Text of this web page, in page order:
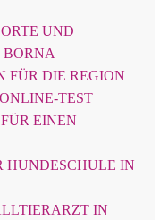
UND
FÜR DIE REGION
TEST
EINEN
HUNDESCHULE IN
IN